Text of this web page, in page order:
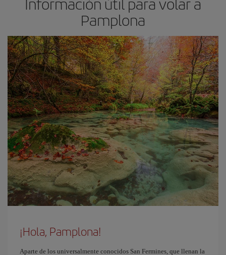
Pamplona
¡Hola, Pamplona!
Aparte de los universalmente conocidos San Fermines, que llenan la